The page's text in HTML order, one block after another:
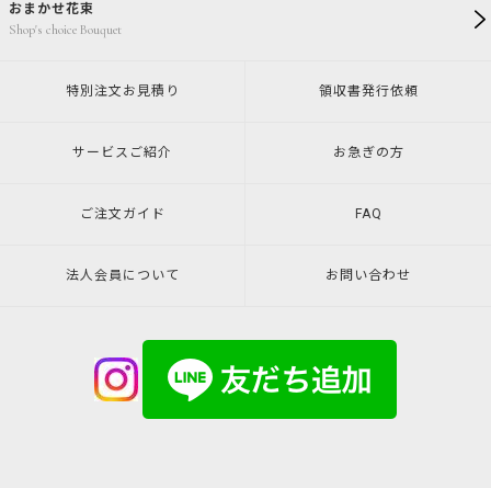
おまかせ花束
Shop's choice Bouquet
特別注文 お見積り 領収書発行依頼
サービスご紹介 お急ぎの方
ご注文ガイド FAQ
法人会員について お問い合わせ